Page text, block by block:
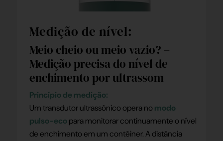
Medição de nível:
Meio cheio ou meio vazio? –
Medição precisa do nível de
enchimento por ultrassom
Princípio de medição:
Um transdutor ultrassônico opera no modo
pulso-eco para monitorar continuamente o nível
de enchimento em um contêiner. A distância